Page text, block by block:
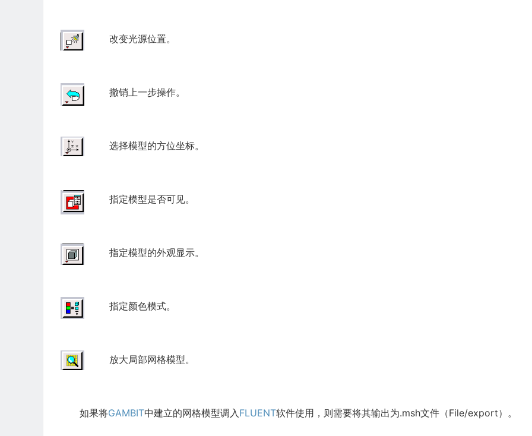
改变光源位置。
撤销上一步操作。
选择模型的方位坐标。
指定模型是否可见。
指定模型的外观显示。
指定颜色模式。
放大局部网格模型。
如果将GAMBIT中建立的网格模型调入 FLUENT软件使用，则需要将其输出为.msh文件（File/export）。